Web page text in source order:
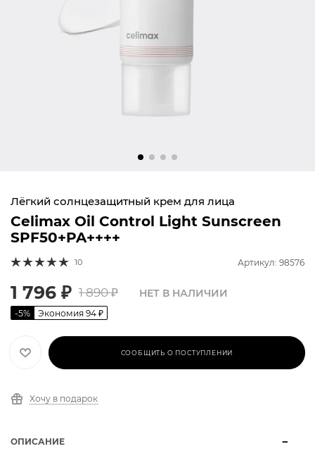
Лёгкий солнцезащитный крем для лица
Celimax Oil Control Light Sunscreen
SPF50+PA++++
10 Артикул: 98576
1 796 ₽ 1 890₽
-5% Экономия 94 ₽
НЕТ В НАЛИЧИИ
СООБЩИТЬ О ПОСТУПЛЕНИИ
Хочу в подарок
ОПИСАНИЕ